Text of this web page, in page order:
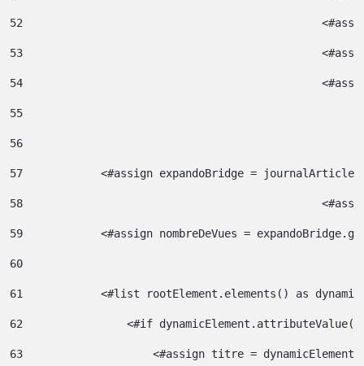
52
53
54
55
56
57
<#assign expandoBridge =
58
59
<#assign nombreDeVues =
60
61
<#list rootElement.elements() as
62
<#if
63
<#assign titre =